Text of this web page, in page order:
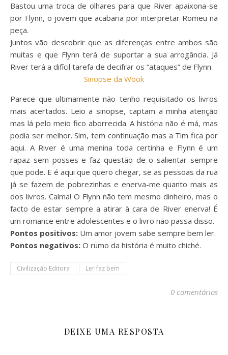
Bastou uma troca de olhares para que River apaixona-se
por Flynn, o jovem que acabaria por interpretar Romeu na
peça.
Juntos vão descobrir que as diferenças entre ambos são
muitas e que Flynn terá de suportar a sua arrogância. Já
River terá a difícil tarefa de decifrar os “ataques” de Flynn.
Sinopse da Wook
Parece que ultimamente não tenho requisitado os livros
mais acertados. Leio a sinopse, captam a minha atenção
mas lá pelo meio fico aborrecida. A história não é má, mas
podia ser melhor. Sim, tem continuação mas a Tim fica por
aqui. A River é uma menina toda certinha e Flynn é um
rapaz sem posses e faz questão de o salientar sempre
que pode. E é aqui que quero chegar, se as pessoas da rua
já se fazem de pobrezinhas e enerva-me quanto mais as
dos livros. Calma! O Flynn não tem mesmo dinheiro, mas o
facto de estar sempre a atirar à cara de River enerva! É
um romance entre adolescentes e o livro não passa disso.
Pontos positivos: Um amor jovem sabe sempre bem ler.
Pontos negativos: O rumo da história é muito chiché.
Civilização Editora Ler faz bem
0 comentários
DEIXE UMA RESPOSTA